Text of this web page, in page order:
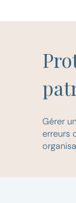
Gérer
erreurs